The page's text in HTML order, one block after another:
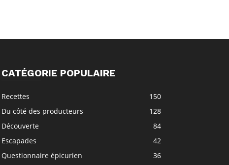
CATÉGORIE POPULAIRE
Recettes
150
Du côté des producteurs
128
Découverte
84
Escapades
42
Questionnaire épicurien
36